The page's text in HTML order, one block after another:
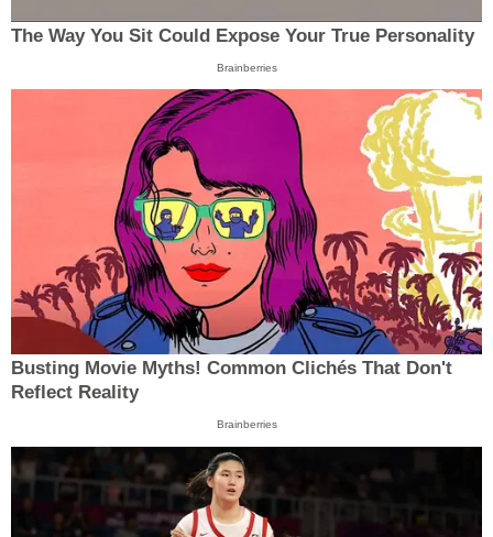
The Way You Sit Could Expose Your True Personality
Brainberries
Busting Movie Myths! Common Clichés That Don't
Reflect Reality
Brainberries